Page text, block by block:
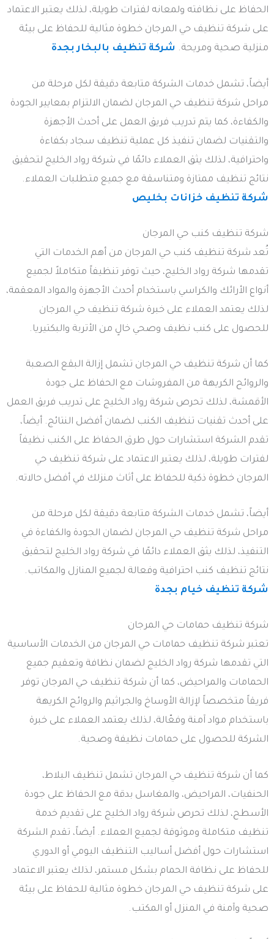
الحفاظ على نظافته ولمعانه لفترات طويلة، لذلك يعتبر الاعتماد
على شركة تنظيف حي المرجان خطوة مثالية للحفاظ على بيئة
منزلية صحية ومريحة. شركة تنظيف بالبخار بجدة
أيضاً، تشمل خدمات الشركة متابعة دقيقة لكل مرحلة من
مراحل شركة تنظيف حي المرجان لضمان الالتزام بمعايير الجودة
والكفاءة، كما يتم تدريب فريق العمل على أحدث الأجهزة
والتقنيات لضمان تنفيذ كل عملية تنظيف سجاد بكفاءة
واحترافية، لذلك يثق العملاء دائمًا في شركة رواد الخليج لتحقيق
نتائج تنظيف ممتازة ومتناسقة مع جميع متطلبات العملاء.
شركة تنظيف خزانات بخليص
شركة تنظيف كنب حي المرجان
تُعد شركة تنظيف كنب حي المرجان من أهم الخدمات التي
تقدمها شركة رواد الخليج، حيث توفر تنظيفاً متكاملاً لجميع
أنواع الأرائك والكراسي باستخدام أحدث الأجهزة والمواد المعقمة،
لذلك يعتمد العملاء على خبرة شركة تنظيف حي المرجان
للحصول على كنب نظيف وصحي خالٍ من الأتربة والبكتيريا.
كما أن شركة تنظيف حي المرجان تشمل إزالة البقع الصعبة
والروائح الكريهة من المفروشات مع الحفاظ على جودة
الأقمشة، لذلك تحرص شركة رواد الخليج على تدريب فريق العمل
على أحدث تقنيات تنظيف الكنب لضمان أفضل النتائج. أيضاً،
تقدم الشركة استشارات حول طرق الحفاظ على الكنب نظيفاً
لفترات طويلة، لذلك يعتبر الاعتماد على شركة تنظيف حي
المرجان خطوة ذكية للحفاظ على أثاث منزلك في أفضل حالاته.
أيضاً، تشمل خدمات الشركة متابعة دقيقة لكل مرحلة من
مراحل شركة تنظيف حي المرجان لضمان الجودة والكفاءة في
التنفيذ، لذلك يثق العملاء دائمًا في شركة رواد الخليج لتحقيق
نتائج تنظيف كنب احترافية وفعالة لجميع المنازل والمكاتب.
شركة تنظيف خيام بجدة
شركة تنظيف حمامات حي المرجان
تعتبر شركة تنظيف حمامات حي المرجان من الخدمات الأساسية
التي تقدمها شركة رواد الخليج لضمان نظافة وتعقيم جميع
الحمامات والمراحيض، كما أن شركة تنظيف حي المرجان توفر
فريقاً متخصصاً لإزالة الأوساخ والجراثيم والروائح الكريهة
باستخدام مواد آمنة وفعّالة، لذلك يعتمد العملاء على خبرة
الشركة للحصول على حمامات نظيفة وصحية.
كما أن شركة تنظيف حي المرجان تشمل تنظيف البلاط،
الحنفيات، المراحيض، والمغاسل بدقة مع الحفاظ على جودة
الأسطح، لذلك تحرص شركة رواد الخليج على تقديم خدمة
تنظيف متكاملة وموثوقة لجميع العملاء. أيضاً، تقدم الشركة
استشارات حول أفضل أساليب التنظيف اليومي أو الدوري
للحفاظ على نظافة الحمام بشكل مستمر، لذلك يعتبر الاعتماد
على شركة تنظيف حي المرجان خطوة مثالية للحفاظ على بيئة
صحية وآمنة في المنزل أو المكتب.